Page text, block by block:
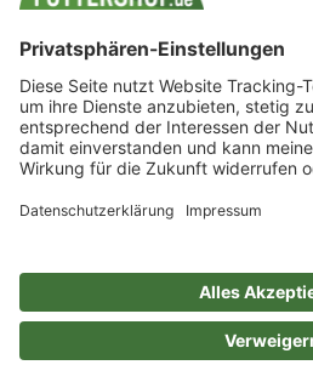
VERSANDPARTNER
ZAHLUNGSMETHODEN
entsprechen der unverbindlichen
Dein Online-